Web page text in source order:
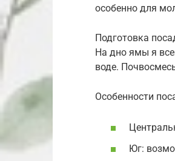
особенно для
Подготовка
На дно ямы я
воде.
Особенности
Юг: